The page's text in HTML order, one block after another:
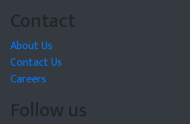
Contact
About Us
Contact Us
Careers
Follow us